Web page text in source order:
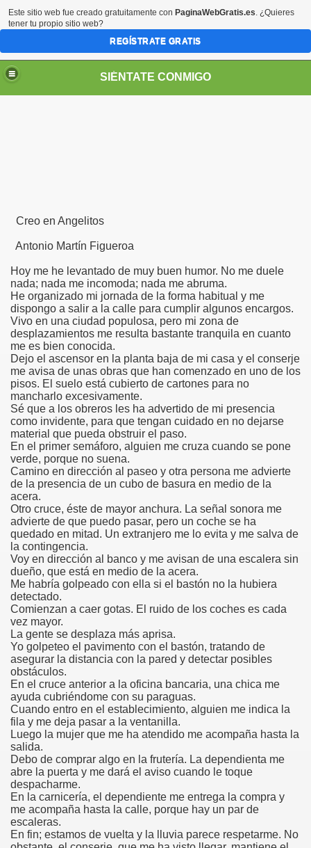
SIÉNTATE CONMIGO
Creo en Angelitos
Antonio Martín Figueroa
Hoy me he levantado de muy buen humor. No me duele
nada; nada me incomoda; nada me abruma.
He organizado mi jornada de la forma habitual y me
dispongo a salir a la calle para cumplir algunos encargos.
Vivo en una ciudad populosa, pero mi zona de
desplazamientos me resulta bastante tranquila en cuanto
me es bien conocida.
Dejo el ascensor en la planta baja de mi casa y el conserje
me avisa de unas obras que han comenzado en uno de los
pisos. El suelo está cubierto de cartones para no
mancharlo excesivamente.
Sé que a los obreros les ha advertido de mi presencia
como invidente, para que tengan cuidado en no dejarse
material que pueda obstruir el paso.
En el primer semáforo, alguien me cruza cuando se pone
verde, porque no suena.
Camino en dirección al paseo y otra persona me advierte
de la presencia de un cubo de basura en medio de la
acera.
Otro cruce, éste de mayor anchura. La señal sonora me
advierte de que puedo pasar, pero un coche se ha
quedado en mitad. Un extranjero me lo evita y me salva de
la contingencia.
Voy en dirección al banco y me avisan de una escalera sin
dueño, que está en medio de la acera.
Me habría golpeado con ella si el bastón no la hubiera
detectado.
Comienzan a caer gotas. El ruido de los coches es cada
vez mayor.
La gente se desplaza más aprisa.
Yo golpeteo el pavimento con el bastón, tratando de
asegurar la distancia con la pared y detectar posibles
obstáculos.
En el cruce anterior a la oficina bancaria, una chica me
ayuda cubriéndome con su paraguas.
Cuando entro en el establecimiento, alguien me indica la
fila y me deja pasar a la ventanilla.
Luego la mujer que me ha atendido me acompaña hasta la
salida.
Debo de comprar algo en la frutería. La dependienta me
abre la puerta y me dará el aviso cuando le toque
despacharme.
En la carnicería, el dependiente me entrega la compra y
me acompaña hasta la calle, porque hay un par de
escaleras.
En fin; estamos de vuelta y la lluvia parece respetarme. No
Zurita)
(Pedro Zurita)
(grup d'Afiliats CRE ONCE Barcelona, Català y
Visual (Pedro Zurita)
los Ciegos (Pablo Madrid Herruzo)
Bejarano)
León (Juan José Miñana)
a Charles Barbier (Pablo Madrid Herruzo)
(Pedro Zurita)
Sus Precios (Pedro Zurita)
de l'Adolescència en Nois-es Cecs i Deficients
a Desarrollar CRE Joan Amades ONCE, 1990 (Miquel
en Peligro de Extinción (Eutiquio Cabrerizo)
Todos (Pedro Zurita)
Borrás)
Social, Córdoba 03-03-09 (Pedro A. Zurita)
de Sor Sacramento)
Elissalde)
1ª Escuela de Ciegos Que Hubo en España (Jesús
06-09 (Pedro Zurita)
(Francisco Javier Bernal García)
Este sitio web fue creado gratuitamente con PaginaWebGratis.es. ¿Quieres
tener tu propio sitio web?
REGÍSTRATE GRATIS